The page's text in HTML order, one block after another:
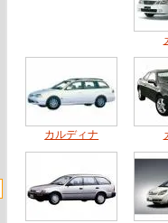
カルディナ